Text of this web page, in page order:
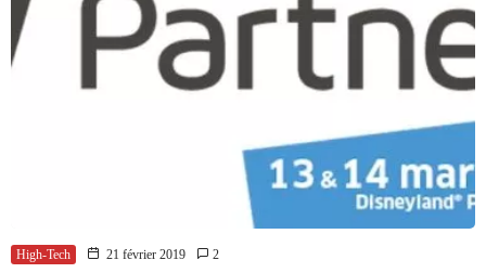
High-Tech 21 février 2019 2